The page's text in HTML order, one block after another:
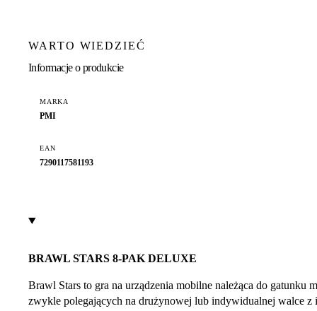
WARTO WIEDZIEĆ
Informacje o produkcie
MARKA
PMI
EAN
7290117581193
BRAWL STARS 8-PAK DELUXE
Brawl Stars to gra na urządzenia mobilne należąca do
zwykle polegających na drużynowej lub indywidualnej walce